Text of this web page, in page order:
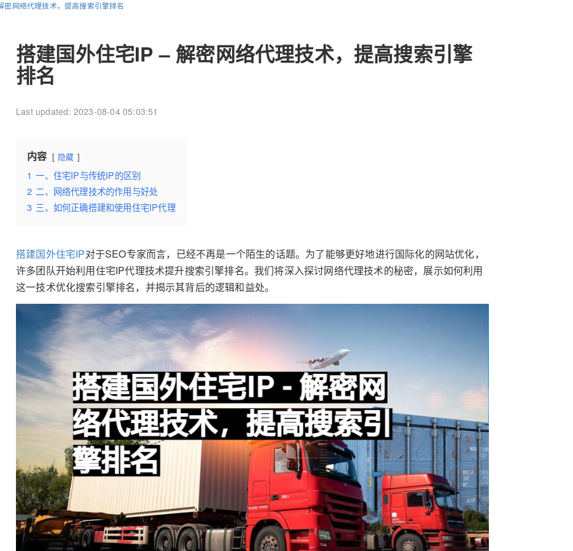
密网络代理技术，提高搜索引擎排名
搭建国外住宅IP – 解密网络代理技术，提高搜索引擎
排名
Last updated: 2023-08-04 05:03:51
内容 隐藏
1 一、住宅IP与传统IP的区别
2 二、网络代理技术的作用与好处
3 三、如何正确搭建和使用住宅IP代理
搭建国外住宅IP对于SEO专家而言，已经不再是一个陌生的话题。为了能够更好地进行国际化的网站优化，
许多团队开始利用住宅IP代理技术提升搜索引擎排名。我们将深入探讨网络代理技术的秘密，展示如何利用
这一技术优化搜索引擎排名，并揭示其背后的逻辑和益处。